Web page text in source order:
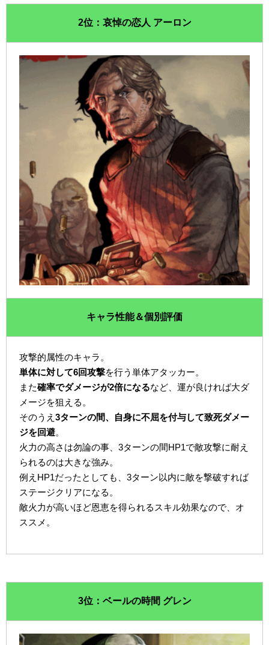
2位：哀悼の恋人 アーロン
キャラ性能＆個別評価
攻撃的属性のキャラ。
単体に対して6回攻撃を行う単体アタッカー。
また確率でダメージが2倍になるなど、運が良ければ大ダ
メージを狙える。
そのうえ3ターンの間、自身に不屈を付与して致死ダメー
ジを回避。
火力の高さは勿論の事、3ターンの間HP1で敵攻撃に耐え
られるのは大きな強み。
例えHP1だったとしても、3ターン以内に敵を撃破すれば
ステージクリアになる。
敵火力が高いほど恩恵を得られるスキル効果なので、オ
ススメ。
3位：ベールの時間 グレン